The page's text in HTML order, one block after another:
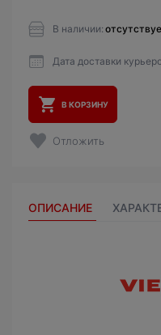
В наличии:
Дата доставки
В КОРЗИНУ
Отложить
ОПИСАНИЕ